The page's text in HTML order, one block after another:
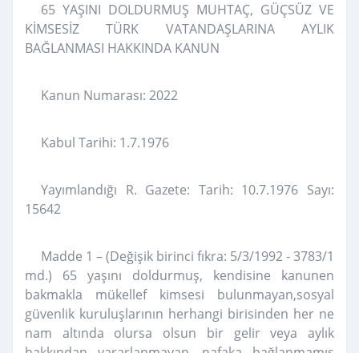
65 YAŞINI DOLDURMUŞ MUHTAÇ, GÜÇSÜZ VE
KİMSESİZ TÜRK VATANDAŞLARINA AYLIK
BAĞLANMASI HAKKINDA KANUN
Kanun Numarası: 2022
Kabul Tarihi: 1.7.1976
Yayımlandığı R. Gazete: Tarih: 10.7.1976 Sayı:
15642
Madde 1 – (Değişik birinci fıkra: 5/3/1992 - 3783/1
md.) 65 yaşını doldurmuş, kendisine kanunen
bakmakla mükellef kimsesi bulunmayan,sosyal
güvenlik kuruluşlarının herhangi birisinden her ne
nam altında olursa olsun bir gelir veya aylık